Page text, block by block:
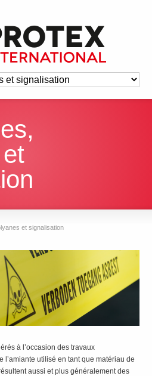
et signalisation
à l’occasion des travaux
l’amiante utilisé en tant que matériau de
aussi et plus généralement des